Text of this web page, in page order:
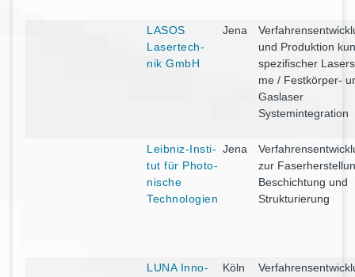
LASOS
Laser­tech­
nik GmbH
Jena
und Pro­duk­ti­on
spe­zi­fi­scher
me / Fest­kör­per-
Gas­la­ser
Systemintegration
Leib­niz-Insti­
tut für Pho­to­
ni­sche
Technologien
Jena
zur
Beschich­tung und
Strukturierung
LUNA Inno­
Köln